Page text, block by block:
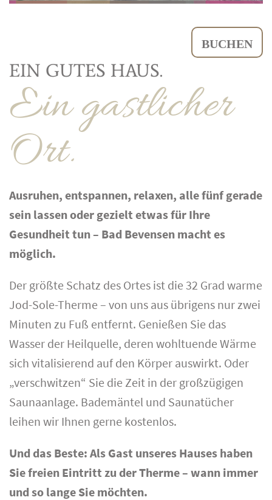
BUCHEN
EIN GUTES HAUS.
Ein gastlicher
Ort.
Ausruhen, entspannen, relaxen, alle fünf gerade
sein lassen oder gezielt etwas für Ihre
Gesundheit tun – Bad Bevensen macht es
möglich.
Der größte Schatz des Ortes ist die 32 Grad warme
Jod-Sole-Therme – von uns aus übrigens nur zwei
Minuten zu Fuß entfernt. Genießen Sie das
Wasser der Heilquelle, deren wohltuende Wärme
sich vitalisierend auf den Körper auswirkt. Oder
„verschwitzen“ Sie die Zeit in der großzügigen
Saunaanlage. Bademäntel und Saunatücher
leihen wir Ihnen gerne kostenlos.
Und das Beste: Als Gast unseres Hauses haben
Sie freien Eintritt zu der Therme – wann immer
und so lange Sie möchten.